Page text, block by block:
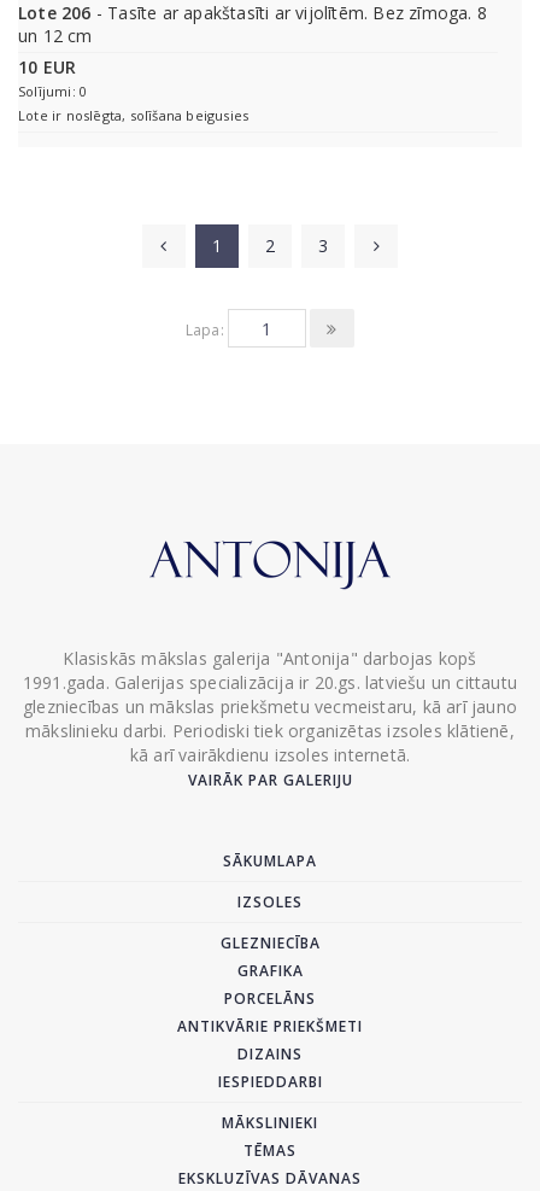
Lote 206 - Tasīte ar apakštasīti ar vijolītēm. Bez zīmoga. 8
un 12 cm
10 EUR
Solījumi: 0
Lote ir noslēgta, solīšana beigusies
1 2 3
Lapa:
Klasiskās mākslas galerija "Antonija" darbojas kopš
1991.gada. Galerijas specializācija ir 20.gs. latviešu un cittautu
glezniecības un mākslas priekšmetu vecmeistaru, kā arī jauno
mākslinieku darbi. Periodiski tiek organizētas izsoles klātienē,
kā arī vairākdienu izsoles internetā.
VAIRĀK PAR GALERIJU
SĀKUMLAPA
IZSOLES
GLEZNIECĪBA
GRAFIKA
PORCELĀNS
ANTIKVĀRIE PRIEKŠMETI
DIZAINS
IESPIEDDARBI
MĀKSLINIEKI
TĒMAS
EKSKLUZĪVAS DĀVANAS